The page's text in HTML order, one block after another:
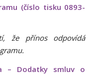
(číslo tisku 0893-
že přínos odpovídá
– Dodatky smluv o